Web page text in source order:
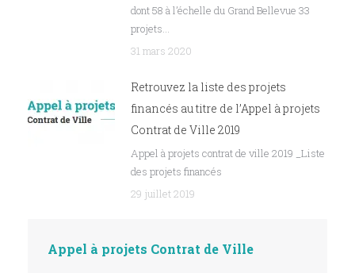
dont 58 à l’échelle du Grand Bellevue 33
projets…
31 mars 2020
Retrouvez la liste des projets
financés au titre de l’Appel à projets
Contrat de Ville 2019
Appel à projets contrat de ville 2019 _Liste
des projets financés
29 juillet 2019
Appel à projets Contrat de Ville